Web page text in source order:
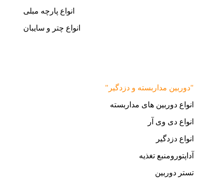
انواع پارچه مبلی
انواع چتر و سایبان
"دوربین مداربسته و دزدگیر"
انواع دوربین های مداربسته
انواع دی وی آر
انواع دزدگیر
آداپتورومنبع تغذیه
تستر دوربین